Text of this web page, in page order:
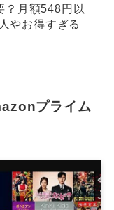
？月額548円以
やお得すぎる
プライム